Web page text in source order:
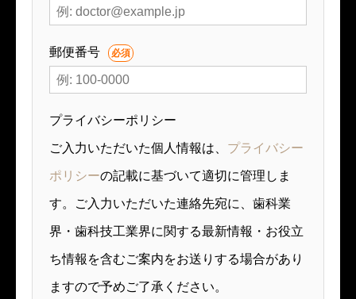
郵便番号 必須
プライバシーポリシー
ご入力いただいた個人情報は、 プライバシー
ポリシーの記載に基づいて適切に管理しま
す。ご入力いただいた連絡先宛に、歯科業
界・歯科技工業界に関する最新情報・お役立
ち情報を含むご案内をお送りする場合があり
ますので予めご了承ください。